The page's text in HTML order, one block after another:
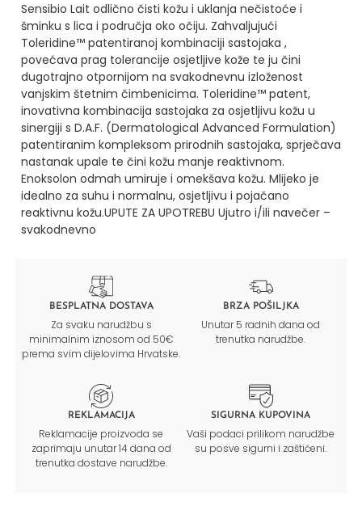
Sensibio Lait odlično čisti kožu i uklanja nečistoće i
šminku s lica i područja oko očiju. Zahvaljujući
Toleridine™ patentiranoj kombinaciji sastojaka ,
povećava prag tolerancije osjetljive kože te ju čini
dugotrajno otpornijom na svakodnevnu izloženost
vanjskim štetnim čimbenicima. Toleridine™ patent,
inovativna kombinacija sastojaka za osjetljivu kožu u
sinergiji s D.A.F. (Dermatological Advanced Formulation)
patentiranim kompleksom prirodnih sastojaka, sprječava
nastanak upale te čini kožu manje reaktivnom.
Enoksolon odmah umiruje i omekšava kožu. Mlijeko je
idealno za suhu i normalnu, osjetljivu i pojačano
reaktivnu kožu.UPUTE ZA UPOTREBU Ujutro i/ili navečer –
svakodnevno
BESPLATNA DOSTAVA
Za svaku narudžbu s
minimalnim iznosom od 50€
prema svim dijelovima Hrvatske.
BRZA POŠILJKA
Unutar 5 radnih dana od
trenutka narudžbe.
REKLAMACIJA
Reklamacije proizvoda se
zaprimaju unutar 14 dana od
trenutka dostave narudžbe.
SIGURNA KUPOVINA
Vaši podaci prilikom narudžbe
su posve sigurni i zaštićeni.